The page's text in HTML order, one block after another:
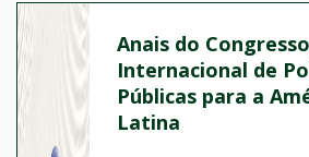
Anais do Congresso
Internacional de
Públicas para a
Latina